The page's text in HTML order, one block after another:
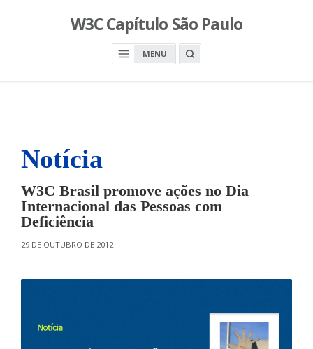
W3C Capítulo São Paulo
MENU
O
Notícia
W3C Brasil promove ações no Dia
Internacional das Pessoas com
Deficiência
O
29 DE OUTUBRO DE 2012